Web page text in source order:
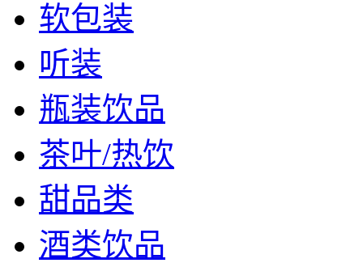
软包装
听装
瓶装饮品
茶叶/热饮
甜品类
酒类饮品